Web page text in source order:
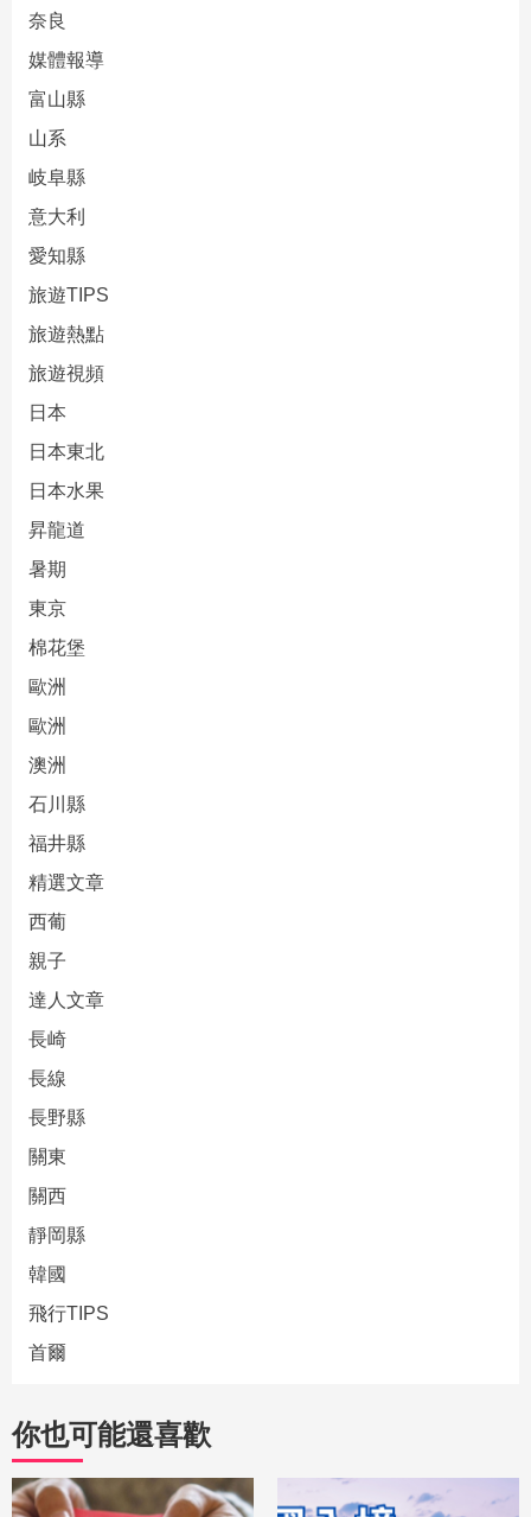
奈良
媒體報導
富山縣
山系
岐阜縣
意大利
愛知縣
旅遊TIPS
旅遊熱點
旅遊視頻
日本
日本東北
日本水果
昇龍道
暑期
東京
棉花堡
歐洲
歐洲
澳洲
石川縣
福井縣
精選文章
西葡
親子
達人文章
長崎
長線
長野縣
關東
關西
靜岡縣
韓國
飛行TIPS
首爾
你也可能還喜歡